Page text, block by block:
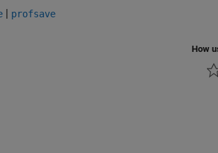
| profsave
How